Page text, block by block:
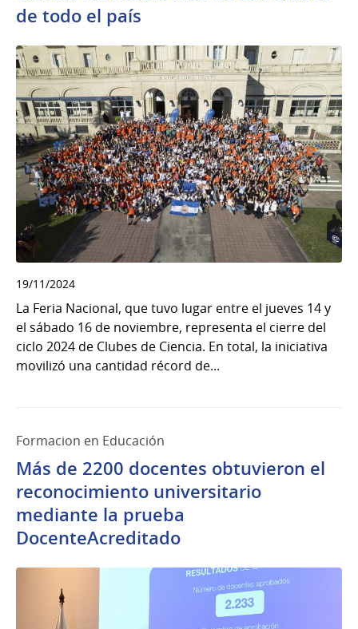
de todo el país
19/11/2024
La Feria Nacional, que tuvo lugar entre el jueves 14 y
el sábado 16 de noviembre, representa el cierre del
ciclo 2024 de Clubes de Ciencia. En total, la iniciativa
movilizó una cantidad récord de...
Formacion en Educación
Más de 2200 docentes obtuvieron el
reconocimiento universitario
mediante la prueba
DocenteAcreditado